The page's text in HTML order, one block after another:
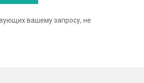
вашему запросу, не